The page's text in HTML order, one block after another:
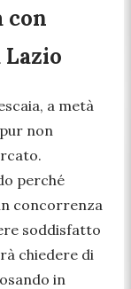
con
a metà
non
perché
concorrenza
soddisfatto
chiedere di
in